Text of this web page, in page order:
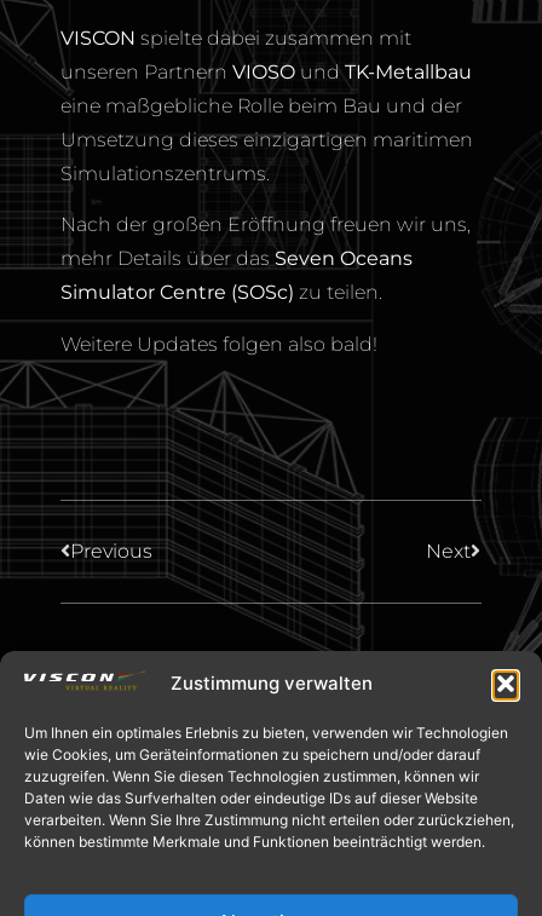
Zustimmung verwalten
Um Ihnen ein optimales Erlebnis zu bieten, verwenden wir Technologien
wie Cookies, um Geräteinformationen zu speichern und/oder darauf
zuzugreifen. Wenn Sie diesen Technologien zustimmen, können wir
Daten wie das Surfverhalten oder eindeutige IDs auf dieser Website
verarbeiten. Wenn Sie Ihre Zustimmung nicht erteilen oder zurückziehen,
können bestimmte Merkmale und Funktionen beeinträchtigt werden.
VISCON spielte dabei zusammen mit
unseren Partnern VIOSO undTK-Metallbau
eine maßgebliche Rolle beim Bau und der
Umsetzung dieses einzigartigen maritimen
Simulationszentrums.
Nach der großen Eröffnung freuen wir uns,
mehr Details über das Seven Oceans
Simulator Centre (SOSc) zu teilen.
Weitere Updates folgen also bald!
Previous Next
info@viscon.de